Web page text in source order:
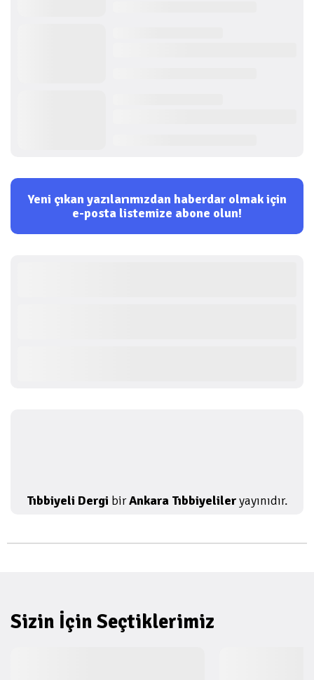
Yeni çıkan yazılarımızdan haberdar olmak için
e-posta listemize abone olun!
Tıbbiyeli Dergi birAnkara Tıbbiyelileryayınıdır.
Sizin İçin Seçtiklerimiz